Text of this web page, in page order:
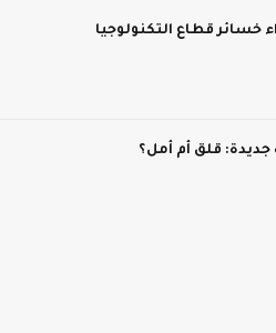
خسائر قطاع التكنولوجيا
قلق أم أمل؟